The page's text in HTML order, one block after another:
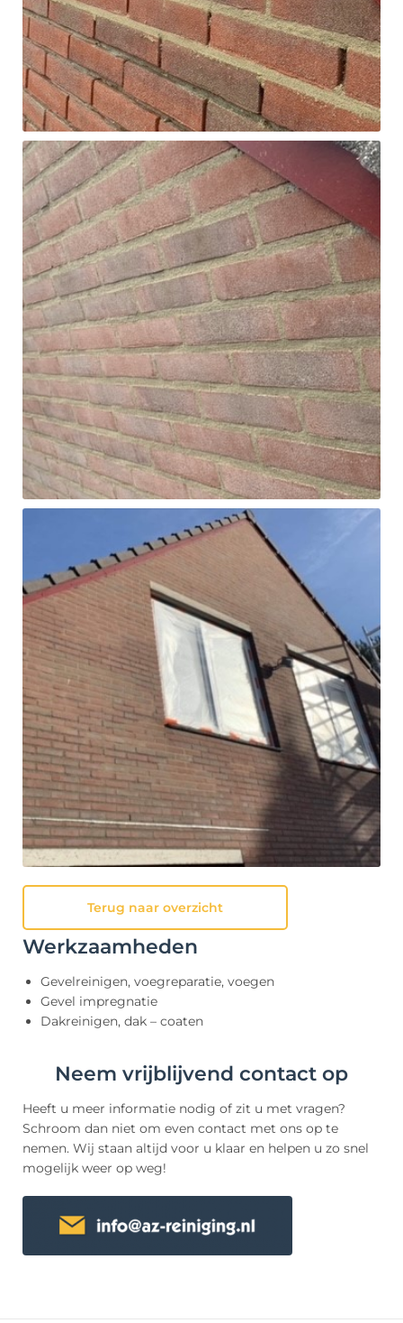
Terug naar overzicht
Werkzaamheden
Gevelreinigen, voegreparatie, voegen
Gevel impregnatie
Dakreinigen, dak – coaten
Neem vrijblijvend contact op
Heeft u meer informatie nodig of zit u met vragen?
Schroom dan niet om even contact met ons op te
nemen. Wij staan altijd voor u klaar en helpen u zo snel
mogelijk weer op weg!